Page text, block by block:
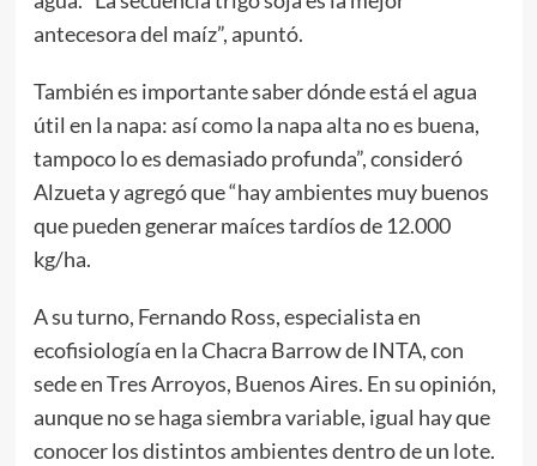
antecesora del maíz”, apuntó.
También es importante saber dónde está el agua
útil en la napa: así como la napa alta no es buena,
tampoco lo es demasiado profunda”, consideró
Alzueta y agregó que “hay ambientes muy buenos
que pueden generar maíces tardíos de 12.000
kg/ha.
A su turno, Fernando Ross, especialista en
ecofisiología en la Chacra Barrow de INTA, con
sede en Tres Arroyos, Buenos Aires. En su opinión,
aunque no se haga siembra variable, igual hay que
conocer los distintos ambientes dentro de un lote.